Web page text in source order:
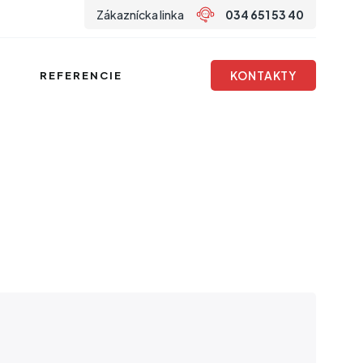
Zákaznícka linka 034 651 53 40
REFERENCIE KONTAKTY